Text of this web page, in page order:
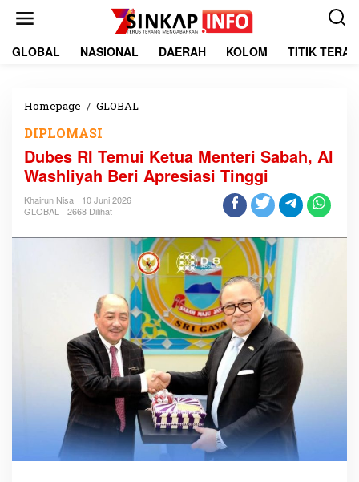
GLOBAL NASIONAL DAERAH KOLOM TITIK
Homepage / GLOBAL
e
s
R
m
u
i
K
e
t
u
a
M
e
n
t
e
r
i
DIPLOMASI
Dubes RI Temui Ketua Menteri Sabah, Al
Washliyah Beri Apresiasi Tinggi
Khairun Nisa
10 Juni 2026
GLOBAL
2668 Dilihat